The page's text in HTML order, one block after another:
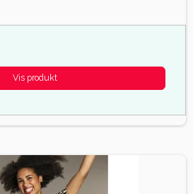
Vis produkt